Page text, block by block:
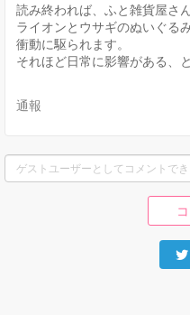
読み終われば、ふと雑貨屋さ
ライオンとウサギのぬいぐる
衝動に駆られます。
それほど日常に影響がある、
通報